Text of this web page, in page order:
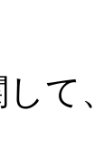
して